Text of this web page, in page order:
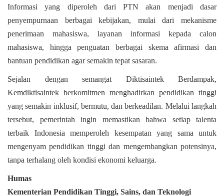
Informasi yang diperoleh dari PTN akan menjadi dasar
penyempurnaan berbagai kebijakan, mulai dari mekanisme
penerimaan mahasiswa, layanan informasi kepada calon
mahasiswa, hingga penguatan berbagai skema afirmasi dan
bantuan pendidikan agar semakin tepat sasaran.
Sejalan dengan semangat Diktisaintek Berdampak,
Kemdiktisaintek berkomitmen menghadirkan pendidikan tinggi
yang semakin inklusif, bermutu, dan berkeadilan. Melalui langkah
tersebut, pemerintah ingin memastikan bahwa setiap talenta
terbaik Indonesia memperoleh kesempatan yang sama untuk
mengenyam pendidikan tinggi dan mengembangkan potensinya,
tanpa terhalang oleh kondisi ekonomi keluarga.
Humas
Kementerian Pendidikan Tinggi, Sains, dan Teknologi